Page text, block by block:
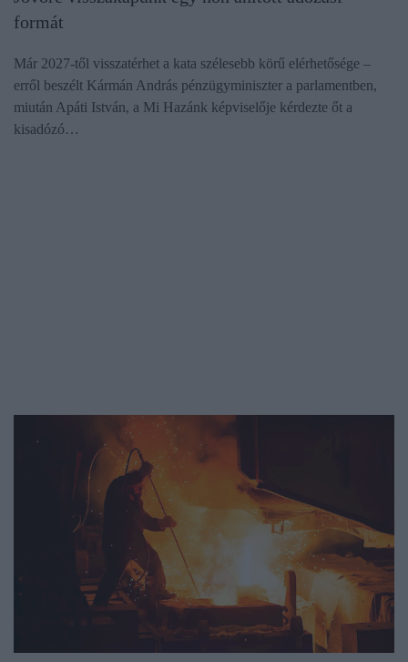
formát
Már 2027-től visszatérhet a kata szélesebb körű elérhetősége –
erről beszélt Kármán András pénzügyminiszter a parlamentben,
miután Apáti István, a Mi Hazánk képviselője kérdezte őt a
kisadózó…